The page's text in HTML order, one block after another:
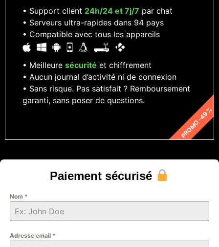
• Support client 24h/24 et 7j/7 par chat
• Serveurs ultra-rapides dans 94 pays
• Compatible avec tous les appareils
• Meilleure sécurité et chiffrement
• Aucun journal d’activité ni de connexion
• Sans risque. Pas satisfait ? Remboursement
garanti, sans poser de questions.
PROMO -49 %
Paiement sécurisé
Nom *
Adresse email *